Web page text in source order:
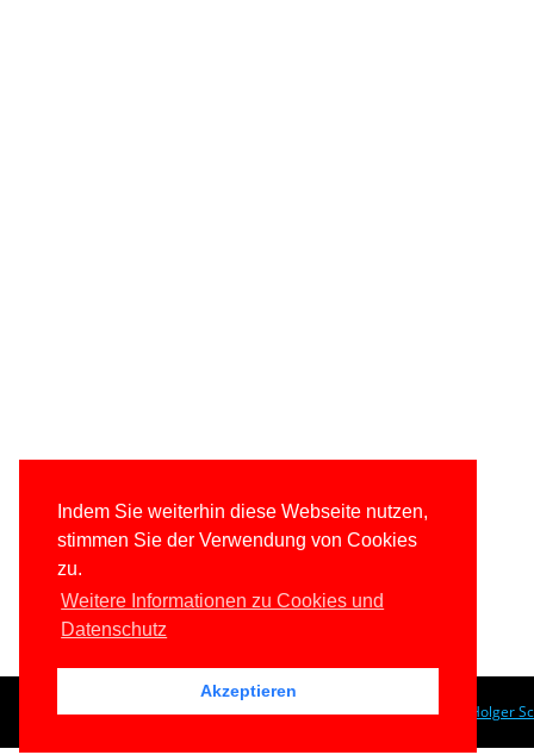
Indem Sie weiterhin diese Webseite nutzen,
stimmen Sie der Verwendung von Cookies
zu.
Weitere Informationen zu Cookies und
Datenschutz
Akzeptieren
© 1996-2026www.IT-Visions.de- Dr. Holger